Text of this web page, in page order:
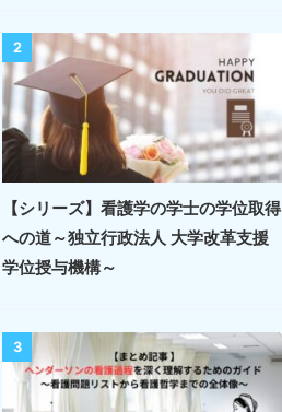
2
【シリーズ】看護学の学士の学位取得
への道～独立行政法人 大学改革支援
学位授与機構～
3